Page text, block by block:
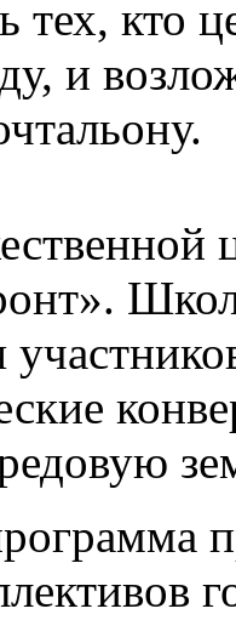
тех, кто
и